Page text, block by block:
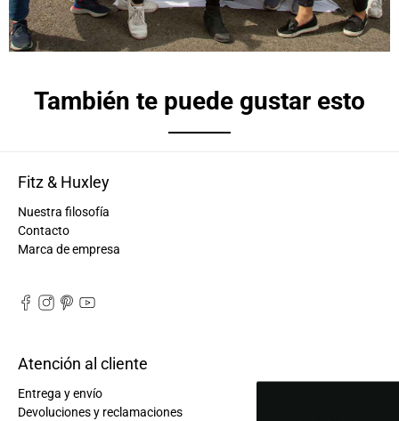
También te puede gustar esto
Fitz & Huxley
Nuestra filosofía
Contacto
Marca de empresa
Atención al cliente
Entrega y envío
Devoluciones y reclamaciones